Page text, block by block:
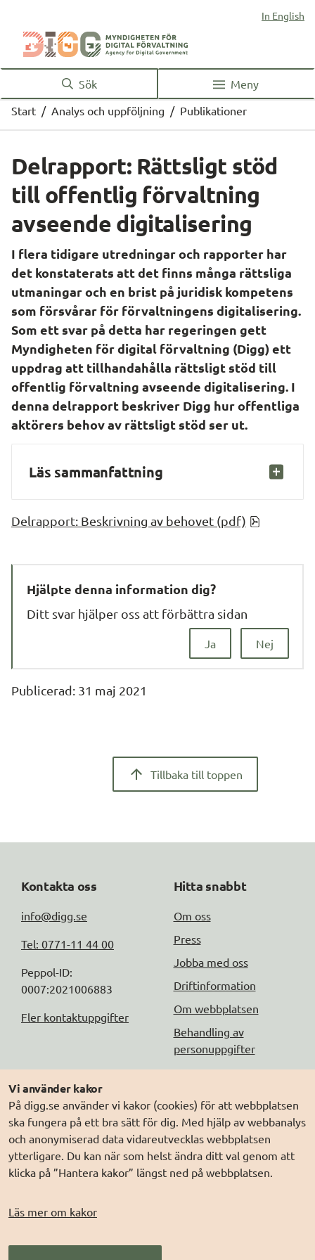
Vi använder kakor
På digg.se använder vi kakor (cookies) för att webbplatsen
ska fungera på ett bra sätt för dig. Med hjälp av webbanalys
och anonymiserad data vidareutvecklas webbplatsen
ytterligare. Du kan när som helst ändra ditt val genom att
klicka på ”Hantera kakor” längst ned på webbplatsen.
Läs mer om kakor
In English
Sök
Meny
Start / Analys och uppföljning / Publikationer
Delrapport: Rättsligt stöd
till offentlig förvaltning
avseende digitalisering
I flera tidigare utredningar och rapporter har
det konstaterats att det finns många rättsliga
utmaningar och en brist på juridisk kompetens
som försvårar för förvaltningens digitalisering.
Som ett svar på detta har regeringen gett
Myndigheten för digital förvaltning (Digg) ett
uppdrag att tillhandahålla rättsligt stöd till
offentlig förvaltning avseende digitalisering. I
denna delrapport beskriver Digg hur offentliga
aktörers behov av rättsligt stöd ser ut.
Läs sammanfattning
Delrapport: Beskrivning av behovet (pdf)
Hjälpte denna information dig?
Nej
Ja
Ditt svar hjälper oss att förbättra sidan
Publicerad: 31 maj 2021
Tillbaka till toppen
Kontakta oss
info@digg.se
Tel: 0771-11 44 00
Peppol-ID:
0007:2021006883
Fler kontaktuppgifter
Hitta snabbt
Om oss
Press
Jobba med oss
Driftinformation
Om webbplatsen
Behandling av
personuppgifter
Följ oss
DIGG på
Prenumerera på nyheter
DIGG på
LinkedIn
DIGG på
PressMachine
DIGG på
Digg play
Elegitimation.se
Min myndighetspost
Sveriges dataportal
Sweden Connect